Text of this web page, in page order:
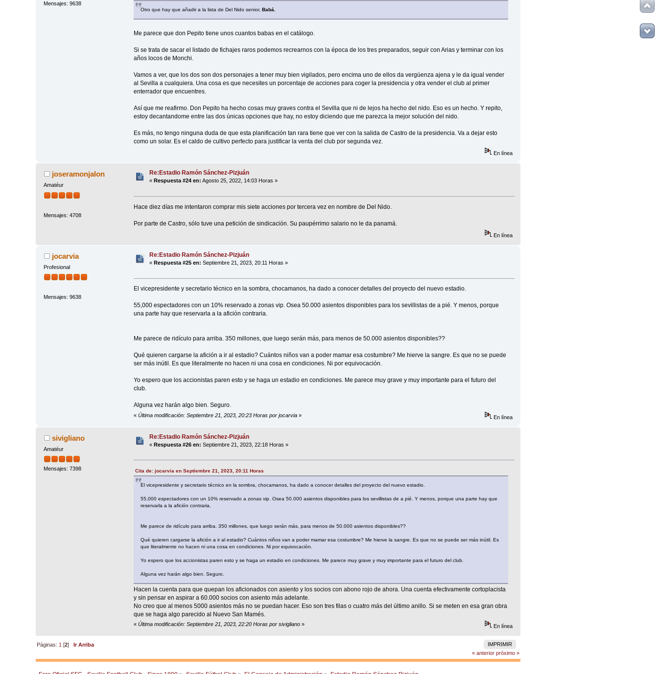
Mensajes: 9638
Otro que hay que añadir a la lista de Del Nido senior, Babá.
Me parece que don Pepito tiene unos cuantos babas en el catálogo.
Si se trata de sacar el listado de fichajes raros podemos recrearnos con la época de los tres preparados, seguir con Arias y terminar con los
años locos de Monchi.
Vamos a ver, que los dos son dos personajes a tener muy bien vigilados, pero encima uno de ellos da vergüenza ajena y le da igual vender
al Sevilla a cualquiera. Una cosa es que necesites un porcentaje de acciones para coger la presidencia y otra vender el club al primer
enterrador que encuentres.
Así que me reafirmo. Don Pepito ha hecho cosas muy graves contra el Sevilla que ni de lejos ha hecho del nido. Eso es un hecho. Y repito,
estoy decantandome entre las dos únicas opciones que hay, no estoy diciendo que me parezca la mejor solución del nido.
Es más, no tengo ninguna duda de que esta planificación tan rara tiene que ver con la salida de Castro de la presidencia. Va a dejar esto
como un solar. Es el caldo de cultivo perfecto para justificar la venta del club por segunda vez.
En línea
joseramonjalon
Amatéur
Mensajes: 4708
Re:Estadio Ramón Sánchez-Pizjuán
« Respuesta #24 en: Agosto 25, 2022, 14:03 Horas »
Hace diez días me intentaron comprar mis siete acciones por tercera vez en nombre de Del Nido.
Por parte de Castro, sólo tuve una petición de sindicación. Su paupérrimo salario no le da panamá.
En línea
jocarvia
Profesional
Mensajes: 9638
Re:Estadio Ramón Sánchez-Pizjuán
«Respuesta #25 en: Septiembre 21, 2023, 20:11 Horas »
El vicepresidente y secretario técnico en la sombra, chocamanos, ha dado a conocer detalles del proyecto del nuevo estadio.
55,000 espectadores con un 10% reservado a zonas vip. Osea 50.000 asientos disponibles para los sevillistas de a pié. Y menos, porque
una parte hay que reservarla a la afición contraria.
Me parece de ridículo para arriba. 350 millones, que luego serán más, para menos de 50.000 asientos disponibles??
Qué quieren cargarse la afición a ir al estadio? Cuántos niños van a poder mamar esa costumbre? Me hierve la sangre. Es que no se puede
ser más inútil. Es que literalmente no hacen ni una cosa en condiciones. Ni por equivocación.
Yo espero que los accionistas paren esto y se haga un estadio en condiciones. Me parece muy grave y muy importante para el futuro del
club.
Alguna vez harán algo bien. Seguro.
« Última modificación: Septiembre 21, 2023, 20:23 Horas por jocarvia» En línea
sivigliano
Amatéur
Mensajes: 7398
Re:Estadio Ramón Sánchez-Pizjuán
«Respuesta #26 en: Septiembre 21, 2023, 22:18 Horas »
Cita de: jocarvia en Septiembre 21, 2023, 20:11 Horas
El vicepresidente y secretario técnico en la sombra, chocamanos, ha dado a conocer detalles del proyecto del nuevo estadio.
55,000 espectadores con un 10% reservado a zonas vip. Osea 50.000 asientos disponibles para los sevillistas de a pié. Y menos, porque una parte hay que
reservarla a la afición contraria.
Me parece de ridículo para arriba. 350 millones, que luego serán más, para menos de 50.000 asientos disponibles??
Qué quieren cargarse la afición a ir al estadio? Cuántos niños van a poder mamar esa costumbre? Me hierve la sangre. Es que no se puede ser más inútil. Es
que literalmente no hacen ni una cosa en condiciones. Ni por equivocación.
Yo espero que los accionistas paren esto y se haga un estadio en condiciones. Me parece muy grave y muy importante para el futuro del club.
Alguna vez harán algo bien. Seguro.
Hacen la cuenta para que quepan los aficionados con asiento y los socios con abono rojo de ahora. Una cuenta efectivamente cortoplacista
y sin pensar en aspirar a 60.000 socios con asiento más adelante.
No creo que al menos 5000 asientos más no se puedan hacer. Eso son tres filas o cuatro más del último anillo. Si se meten en esa gran obra
que se haga algo parecido al Nuevo San Mamés.
« Última modificación: Septiembre 21, 2023, 22:20 Horas por sivigliano» En línea
IMPRIMIR
Páginas: 1 [2]Ir Arriba
« anterior próximo »